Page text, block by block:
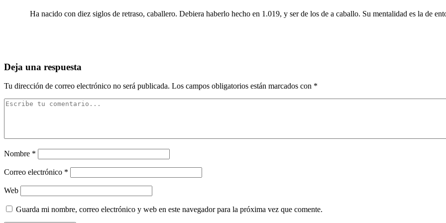
Ha nacido con diez siglos de retraso, caballero. Debiera haberlo hecho en 1.019, y ser de los de a caballo. Su mentalidad es la de
Deja una respuesta
Tu dirección de correo electrónico no será publicada. Los campos obligatorios están marcados con *
Nombre *
Correo electrónico *
Web
Guarda mi nombre, correo electrónico y web en este navegador para la próxima vez que comente.